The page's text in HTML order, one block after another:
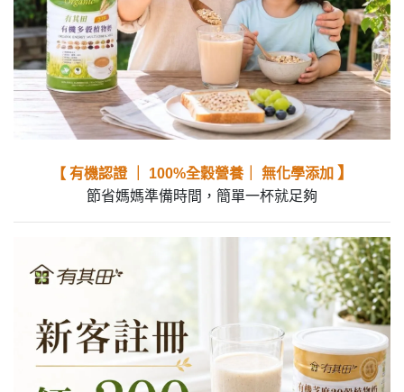
【 有機認證 ｜ 100%全穀營養｜ 無化學添加 】
節省媽媽準備時間，簡單一杯就足夠